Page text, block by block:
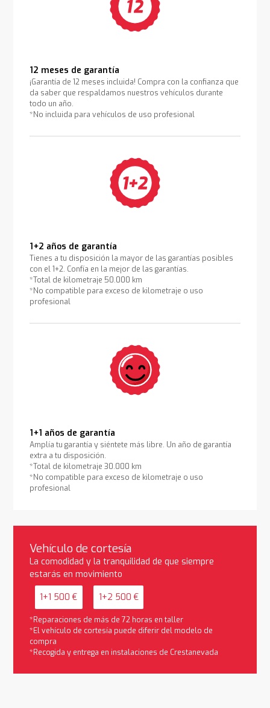
12 meses de garantía
¡Garantía de 12 meses incluida! Compra con la confianza que
da saber que respaldamos nuestros vehículos durante
todo un año.
*No incluida para vehículos de uso profesional
1+2 años de garantía
Tienes a tu disposición la mayor de las garantías posibles
con el 1+2. Confía en la mejor de las garantías.
*Total de kilometraje 50.000 km
*No compatible para exceso de kilometraje o uso
profesional
1+1 años de garantía
Amplía tu garantía y siéntete más libre. Un año de garantía
extra a tu disposición.
*Total de kilometraje 30.000 km
*No compatible para exceso de kilometraje o uso
profesional
Vehículo de cortesía
La comodidad y la tranquilidad de que siempre
estarás en movimiento
1+1 500 € 1+2 500 €
*Reparaciones de más de 72 horas en taller
*El vehículo de cortesía puede diferir del modelo de
compra
*Recogida y entrega en instalaciones de Crestanevada